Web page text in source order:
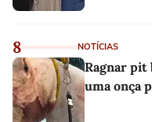
8 NOTÍCIAS
Ragnar pit
uma onça